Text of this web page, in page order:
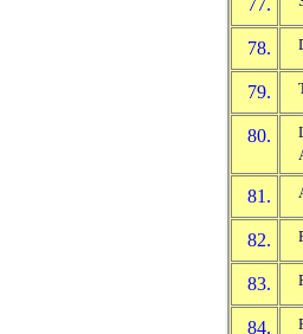
77.
78.
79.
80.
81.
82.
83.
84.